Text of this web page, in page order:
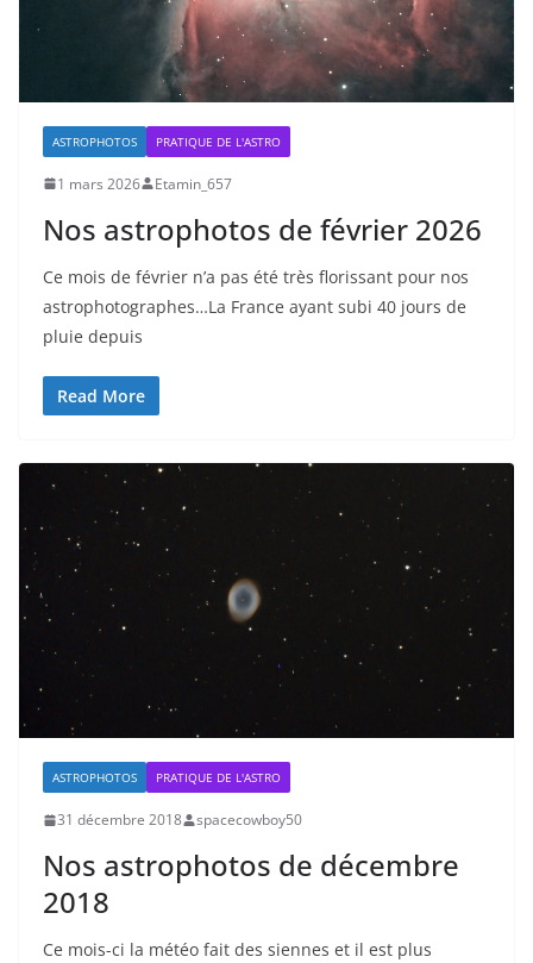
ASTROPHOTOS PRATIQUE DE L'ASTRO
1 mars 2026 Etamin_657
Nos astrophotos de février 2026
Ce mois de février n’a pas été très florissant pour nos
astrophotographes…La France ayant subi 40 jours de
pluie depuis
Read More
ASTROPHOTOS PRATIQUE DE L'ASTRO
31 décembre 2018 spacecowboy50
Nos astrophotos de décembre
2018
Ce mois-ci la météo fait des siennes et il est plus